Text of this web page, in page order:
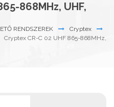
868MHz, UHF,
RENDSZEREK
Cryptex
Cryptex CR-C 02 UHF 865-868MHz,